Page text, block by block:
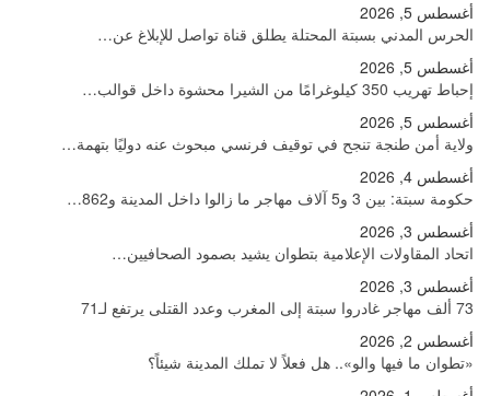
أغسطس 5, 2026
الحرس المدني بسبتة المحتلة يطلق قناة تواصل للإبلاغ عن…
أغسطس 5, 2026
إحباط تهريب 350 كيلوغرامًا من الشيرا محشوة داخل قوالب…
أغسطس 5, 2026
ولاية أمن طنجة تنجح في توقيف فرنسي مبحوث عنه دوليًا بتهمة…
أغسطس 4, 2026
حكومة سبتة: بين 3 و5 آلاف مهاجر ما زالوا داخل المدينة و862…
أغسطس 3, 2026
اتحاد المقاولات الإعلامية بتطوان يشيد بصمود الصحافيين…
أغسطس 3, 2026
73 ألف مهاجر غادروا سبتة إلى المغرب وعدد القتلى يرتفع لـ71
أغسطس 2, 2026
«تطوان ما فيها والو».. هل فعلاً لا تملك المدينة شيئاً؟